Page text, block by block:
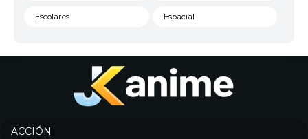
Escolares Espacial
Historico
Josei
ACCIÓN